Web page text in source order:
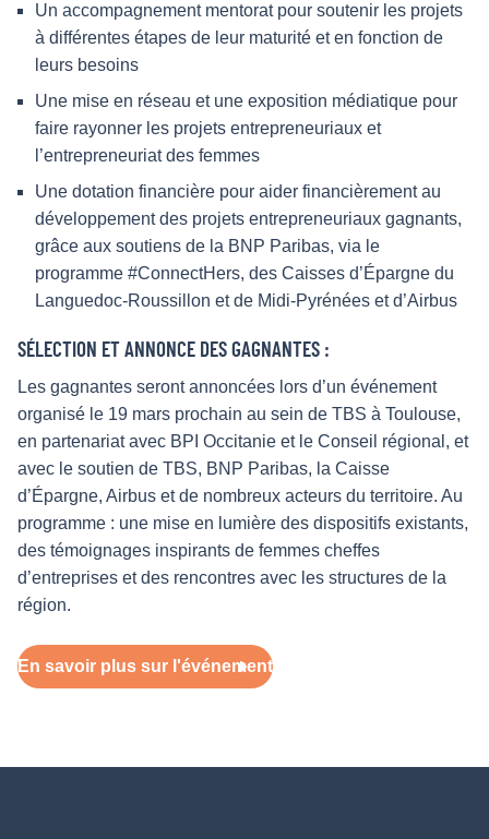
Un accompagnement mentorat pour soutenir les projets
à différentes étapes de leur maturité et en fonction de
leurs besoins
Une mise en réseau et une exposition médiatique pour
faire rayonner les projets entrepreneuriaux et
l’entrepreneuriat des femmes
Une dotation financière pour aider financièrement au
développement des projets entrepreneuriaux gagnants,
grâce aux soutiens de la BNP Paribas, via le
programme #ConnectHers, des Caisses d’Épargne du
Languedoc-Roussillon et de Midi-Pyrénées et d’Airbus
SÉLECTION ET ANNONCE DES GAGNANTES :
Les gagnantes seront annoncées lors d’un événement
organisé le 19 mars prochain au sein de TBS à Toulouse,
en partenariat avec BPI Occitanie et le Conseil régional, et
avec le soutien de TBS, BNP Paribas, la Caisse
d’Épargne, Airbus et de nombreux acteurs du territoire. Au
programme : une mise en lumière des dispositifs existants,
des témoignages inspirants de femmes cheffes
d’entreprises et des rencontres avec les structures de la
région.
En savoir plus sur l'événement